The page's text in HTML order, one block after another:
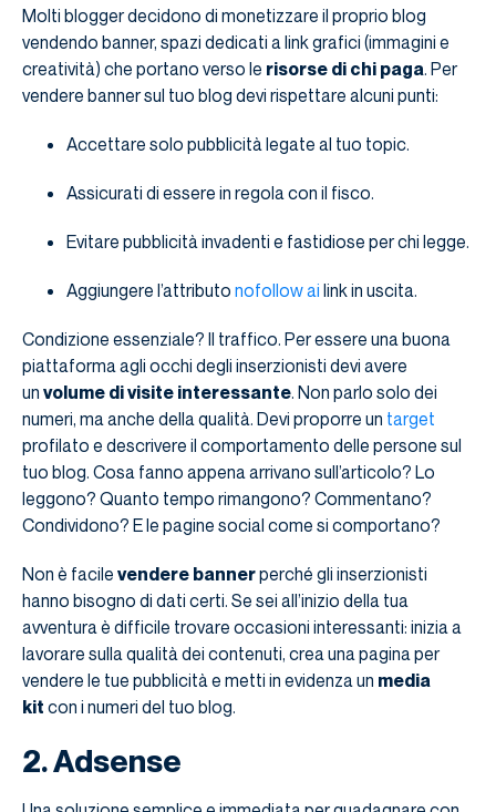
Molti blogger decidono di monetizzare il proprio blog
vendendo banner, spazi dedicati a link grafici (immagini e
creatività) che portano verso le risorse di chi paga. Per
vendere banner sul tuo blog devi rispettare alcuni punti:
Accettare solo pubblicità legate al tuo topic.
Assicurati di essere in regola con il fisco.
Evitare pubblicità invadenti e fastidiose per chi legge.
Aggiungere l’attributo nofollowai link in uscita.
Condizione essenziale? Il traffico. Per essere una buona
piattaforma agli occhi degli inserzionisti devi avere
un volume di visite interessante. Non parlo solo dei
numeri, ma anche della qualità. Devi proporre un target
profilato e descrivere il comportamento delle persone sul
tuo blog. Cosa fanno appena arrivano sull’articolo? Lo
leggono? Quanto tempo rimangono? Commentano?
Condividono? E le pagine social come si comportano?
Non è facile vendere bannerperché gli inserzionisti
hanno bisogno di dati certi. Se sei all’inizio della tua
avventura è difficile trovare occasioni interessanti: inizia a
lavorare sulla qualità dei contenuti, crea una pagina per
vendere le tue pubblicità e metti in evidenza un media
kit con i numeri del tuo blog.
2. Adsense